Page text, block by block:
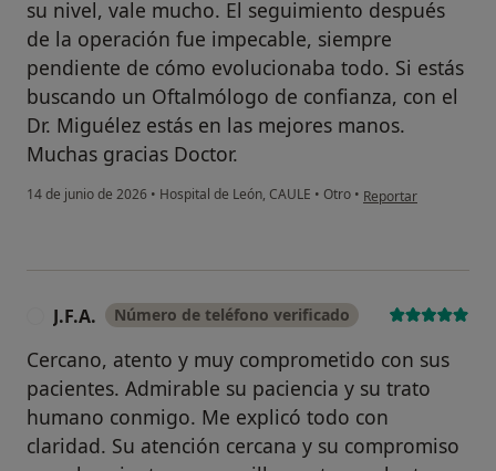
su nivel, vale mucho. El seguimiento después
de la operación fue impecable, siempre
pendiente de cómo evolucionaba todo. Si estás
buscando un Oftalmólogo de confianza, con el
Dr. Miguélez estás en las mejores manos.
Muchas gracias Doctor.
14 de junio de 2026 • Hospital de León, CAULE • Otro • en opinión del
Reportar
J.F.A. Número de teléfono verificado
Cercano, atento y muy comprometido con sus
pacientes. Admirable su paciencia y su trato
humano conmigo. Me explicó todo con
claridad. Su atención cercana y su compromiso